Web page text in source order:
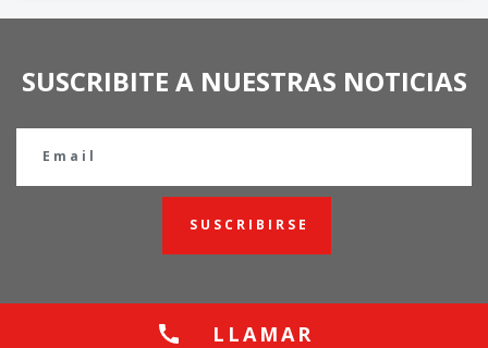
SUSCRIBITE A NUESTRAS NOTICIAS
SUSCRIBIRSE
LLAMAR